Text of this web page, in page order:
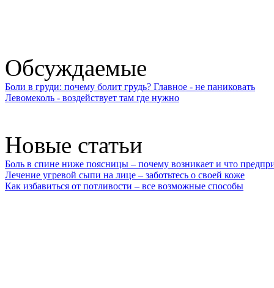
Обсуждаемые
Боли в груди: почему болит грудь? Главное - не паниковать
Левомеколь - воздействует там где нужно
Новые статьи
Боль в спине ниже поясницы – почему возникает и что
Лечение угревой сыпи на лице – заботьтесь о своей коже
Как избавиться от потливости – все возможные способы